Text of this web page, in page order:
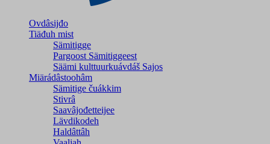
Ovdâsijđo
Tiäđuh mist
Sämitigge
Pargoost Sämitiggeest
Säämi kulttuurkuávdáš Sajos
Miärádâstoohâm
Sämitige čuákkim
Stivrâ
Saavâjođetteijee
Lävdikodeh
Haldâttâh